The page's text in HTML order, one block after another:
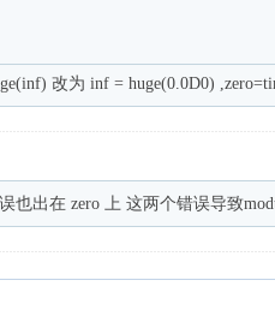
改为 inf = huge(0.0D0)
也出在 zero 上 这两个错误导致